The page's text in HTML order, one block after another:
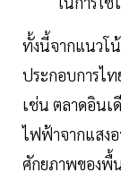
ทั้งนี้จากแนวโ
ประกอบการไท
เช่น ตลาดอินเ
ไฟฟ้าจากแสง
ศักยภาพของพื้